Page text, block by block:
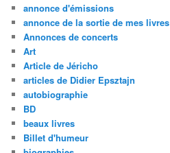
annonce d'émissions
annonce de la sortie de mes livres
Annonces de concerts
Art
Article de Jéricho
articles de Didier Epsztajn
autobiographie
BD
beaux livres
Billet d'humeur